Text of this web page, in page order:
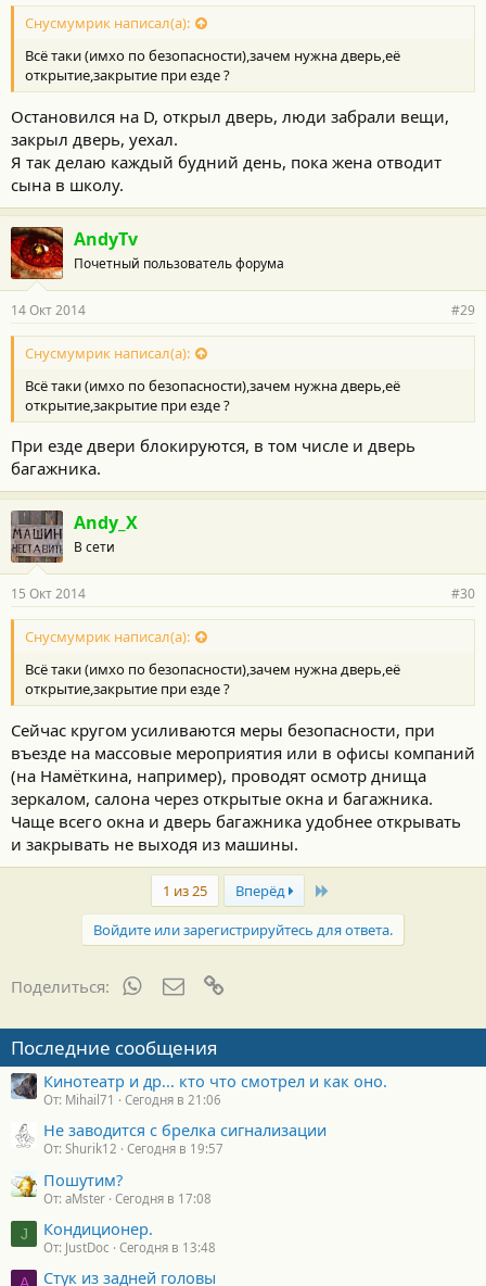
Снусмумрик написал(а):
Всё таки (имхо по безопасности),зачем нужна дверь,её
открытие,закрытие при езде ?
Остановился на D, открыл дверь, люди забрали вещи,
закрыл дверь, уехал.
Я так делаю каждый будний день, пока жена отводит
сына в школу.
AndyTv
Почетный пользователь форума
14 Окт 2014 #29
Снусмумрик написал(а):
Всё таки (имхо по безопасности),зачем нужна дверь,её
открытие,закрытие при езде ?
При езде двери блокируются, в том числе и дверь
багажника.
Andy_X
В сети
15 Окт 2014 #30
Снусмумрик написал(а):
Всё таки (имхо по безопасности),зачем нужна дверь,её
открытие,закрытие при езде ?
Сейчас кругом усиливаются меры безопасности, при
въезде на массовые мероприятия или в офисы компаний
(на Намёткина, например), проводят осмотр днища
зеркалом, салона через открытые окна и багажника.
Чаще всего окна и дверь багажника удобнее открывать
и закрывать не выходя из машины.
1 из 25 Вперёд
Войдите или зарегистрируйтесь для ответа.
Поделиться: WhatsAppЭлектронная почта
Последние сообщения
Кинотеатр и др... кто что смотрел и как оно.
От: Mihail71 Сегодня в 21:06
Не заводится с брелка сигнализации
От: Shurik12 Сегодня в 19:57
Пошутим?
От: aMster Сегодня в 17:08
J Кондиционер.
От: JustDoc Сегодня в 13:48
Стук из задней головы